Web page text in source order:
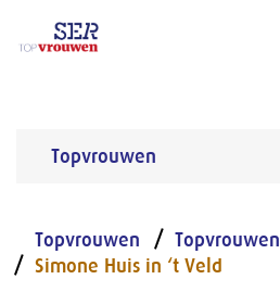
Topvrouwen
Topvrouwen Topvrouwen
Simone Huis in ‘t Veld